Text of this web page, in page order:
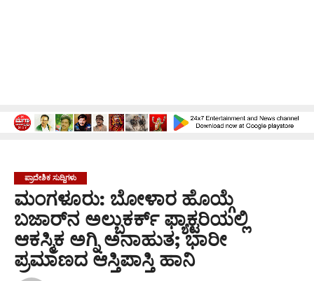
ಪ್ರಾದೇಶಿಕ ಸುದ್ದಿಗಳು
ಮಂಗಳೂರು: ಬೋಳಾರ ಹೊಯ್ಗೆ
ಬಜಾರ್‌ನ ಅಲ್ಬುಕರ್ಕ್ ಫ್ಯಾಕ್ಟರಿಯಲ್ಲಿ
ಆಕಸ್ಮಿಕ ಅಗ್ನಿ ಅನಾಹುತ; ಭಾರೀ
ಪ್ರಮಾಣದ ಆಸ್ತಿಪಾಸ್ತಿ ಹಾನಿ